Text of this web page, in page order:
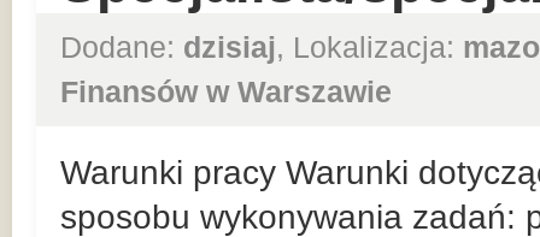
Dodane: dzisiaj, Lokalizacja:
Finansów w Warszawie
Warunki pracy Warunki
sposobu wykonywania zadań: